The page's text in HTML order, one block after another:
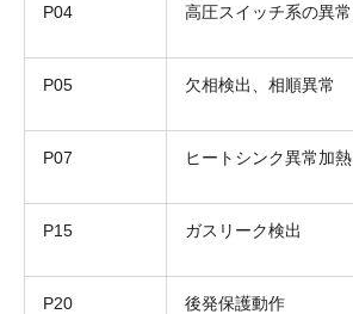
P04 高圧スイッチ系の異常
P05 欠相検出、相順異常
P07 ヒートシンク異常加熱
P15 ガスリーク検出
P20 後発保護動作